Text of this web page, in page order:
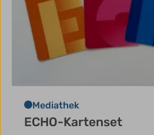
Mediathek
ECHO-Kartenset